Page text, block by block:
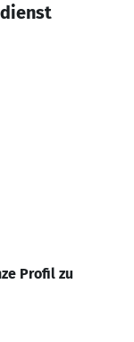
Profil zu